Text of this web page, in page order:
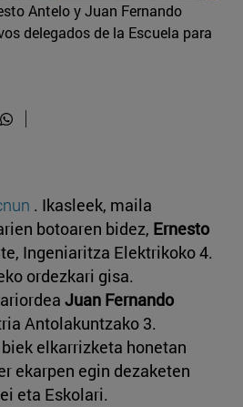
Antelo y Juan Fernando
delegados de la Escuela para
. Ikasleek, maila
botoaren bidez, Ernesto
Ingeniaritza Elektrikoko 4.
ordezkari gisa.
Juan Fernando
Antolakuntzako 3.
elkarrizketa honetan
ekarpen egin dezaketen
eta Eskolari.